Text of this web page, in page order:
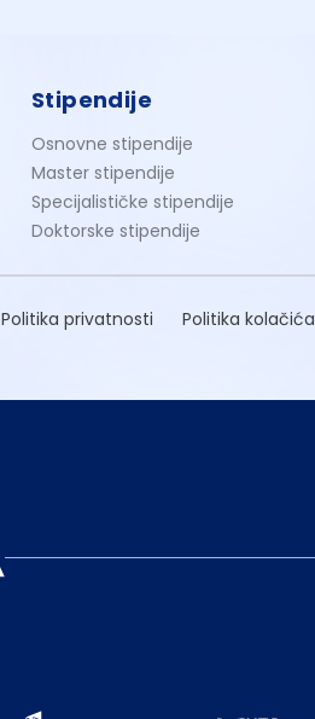
Stipendije
Osnovne stipendije
Master stipendije
Specijalističke stipendije
Doktorske stipendije
Politika privatnosti Politika kolačića